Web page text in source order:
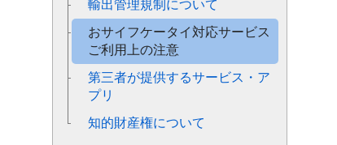
輸出管理規制について
おサイフケータイ対応サービス
ご利用上の注意
第三者が提供するサービス・ア
プリ
知的財産権について